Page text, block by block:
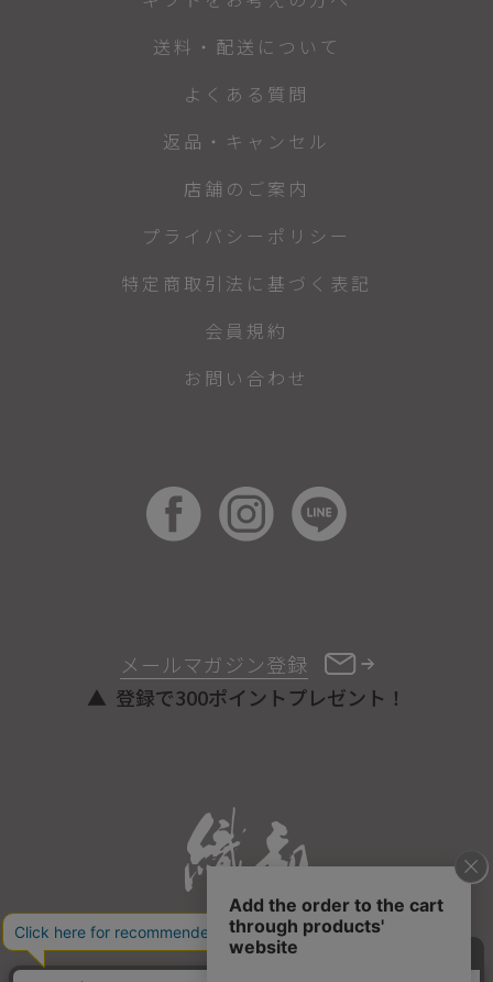
ONLINE STORE
メールマガジン登録
登録で300ポイントプレゼント！
送料・配送について
よくある質問
返品・キャンセル
店舗のご案内
プライバシーポリシー
特定商取引法に基づく表記
会員規約
お問い合わせ